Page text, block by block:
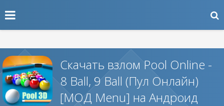
Скачать взлом Pool Online -
8 Ball, 9 Ball (Пул Онлайн)
[МОД Menu] на Андроид